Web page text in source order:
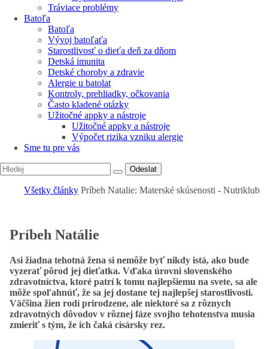
Tráviace problémy
Batoľa
Batoľa
Vývoj batoľaťa
Starostlivosť o dieťa deň za dňom
Detská imunita
Detské choroby a zdravie
Alergie u batolat
Kontroly, prehliadky, očkovania
Často kladené otázky
Užitočné appky a nástroje
Užitočné appky a nástroje
Výpočet rizika vzniku alergie
Sme tu pre vás
Odeslat
Všetky články Príbeh Natalie: Materské skúsenosti - Nutriklub
Príbeh Natálie
Asi žiadna tehotná žena si nemôže byť nikdy istá, ako bude
vyzerať pôrod jej dieťatka. Vďaka úrovni slovenského
zdravotníctva, ktoré patrí k tomu najlepšiemu na svete, sa ale
môže spoľahnúť, že sa jej dostane tej najlepšej starostlivosti.
Väčšina žien rodí prirodzene, ale niektoré sa z rôznych
zdravotných dôvodov v rôznej fáze svojho tehotenstva musia
zmieriť s tým, že ich čaká cisársky rez.